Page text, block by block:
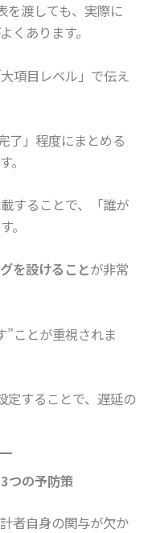
を渡しても、実際に
くあります。
項目レベル」で伝え
了」程度にまとめる
。
することで、「誰が
。
を設けることが非常
”ことが重視されま
定することで、遅延の
つの予防策
者自身の関与が欠か